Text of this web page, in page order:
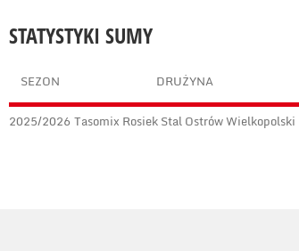
STATYSTYKI SUMY
SEZON DRUŻYNA
2025/2026 Tasomix Rosiek Stal Ostrów Wielkopolski